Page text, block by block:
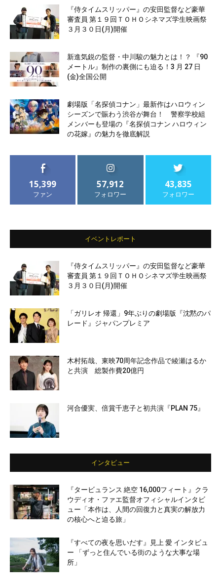
『侍タイムスリッパー』の安田監督など豪華
審査員 第１９回ＴＯＨＯシネマズ学生映画祭
３月３０日(月)開催
新進気鋭の監督・中川駿の魅力とは！？ 『90
メートル』制作の裏側にも迫る！3 月 27 日
(金)全国公開
劇場版「名探偵コナン」最新作はハロウィン
シーズンで賑わう渋谷が舞台！ 警察学校組
メンバーも登場の『名探偵コナン ハロウィン
の花嫁』の魅力を徹底解説
15,399
ファン
57,912
フォロワー
43,835
フォロワー
イベントレポート
『侍タイムスリッパー』の安田監督など豪華
審査員 第１９回ＴＯＨＯシネマズ学生映画祭
３月３０日(月)開催
「ガリレオ 帰還」9年ぶりの劇場版『沈黙のパ
レード』ジャパンプレミア
木村拓哉、東映70周年記念作品で綾瀬はるか
と共演 総製作費20億円
河合優実、倍賞千恵子と初共演『PLAN 75』
インタビュー
『タービュランス 絶空 16,000フィート』クラ
ウディオ・ファエ監督オフィシャルインタビ
ュー「本作は、人間の回復力と真実の解放力
の核心へと迫る旅」
『すべての夜を思いだす』見上 愛 インタビュ
ー 「ずっと住んでいる街のような大事な場
所」